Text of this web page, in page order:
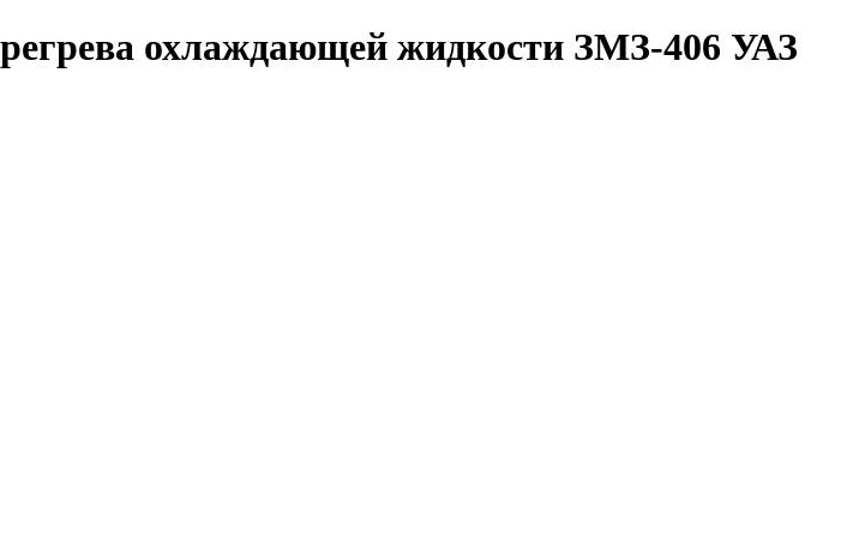
охлаждающей жидкости ЗМЗ-406 УАЗ